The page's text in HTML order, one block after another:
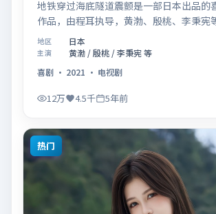
地铁穿过海底隧道震颤是一部日本出品的
作品，由程耳执导，黄渤、殷桃、李秉宪
于2021年08月27日在院线首映。影片围绕
与勇敢迈出的一步」展开叙事，镜头语言
力，节奏起伏得当，人物弧光完整；配乐
化了类型片的观感体验，亦留有可供解读
适合关注现实主义叙事与人物关系的观众
地区 日本
主演
黄渤 / 殷桃 / 李秉宪 等
喜剧 · 2021 · 电视剧
12万 4.5千 5年前
热门